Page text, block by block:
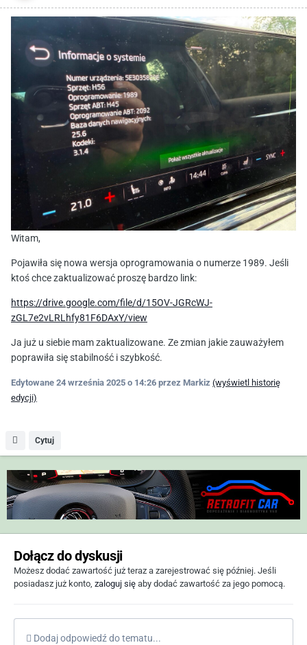
Witam,
Pojawiła się nowa wersja oprogramowania o numerze 1989. Jeśli
ktoś chce zaktualizować proszę bardzo link:
https://drive.google.com/file/d/15OV-JGRcWJ-
zGL7e2vLRLhfy81F6DAxY/view
Ja już u siebie mam zaktualizowane. Ze zmian jakie zauważyłem
poprawiła się stabilność i szybkość.
Edytowane 24 września 2025 o 14:26 przez Markiz (wyświetl historię
edycji)
Cytuj
Dołącz do dyskusji
Możesz dodać zawartość już teraz a zarejestrować się później. Jeśli
posiadasz już konto, zaloguj się aby dodać zawartość za jego pomocą.
Dodaj odpowiedź do tematu...